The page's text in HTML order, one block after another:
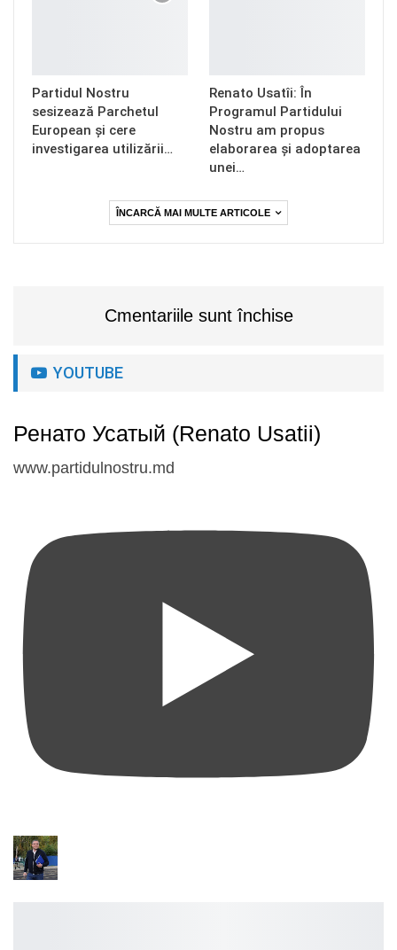
Partidul Nostru
sesizează Parchetul
European și cere
investigarea utilizării…
Renato Usatîi: În
Programul Partidului
Nostru am propus
elaborarea și adoptarea
unei…
ÎNCARCĂ MAI MULTE ARTICOLE
Cmentariile sunt închise
YOUTUBE
Ренато Усатый (Renato Usatii)
www.partidulnostru.md